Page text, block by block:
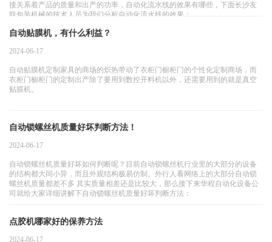
接关系着产品的质量和出产的功率，自动化流水线的效果有哪些，下面长沙友
联包装机械的技术人员为我们分析自动化流水线的效果：
自动贴膜机，有什么利益？
2024-06-17
自动贴膜机定制家具的商场的炽热带动了衣柜门橱柜门的个性化定制商场，而
衣柜门橱柜门的定制出产除了要用到数控开料机以外，还需要用到的就是真空
贴膜机。
自动锁螺丝机质量好坏判断方法！
2024-06-17
自动锁螺丝机质量好坏如何判断呢？目前自动锁螺丝机行业里的大部分的设备
的结构都大同小异，而且外观结构极易仿制。外行人看网络上的大部分自动锁
螺丝机质量都差不多 其实质量相差还是比较大，那么接下来华程自动化设备公
司就给大家详细讲解下自动锁螺丝机质量好坏判断方法：
点胶机哪家好的保养方法
2024-06-17